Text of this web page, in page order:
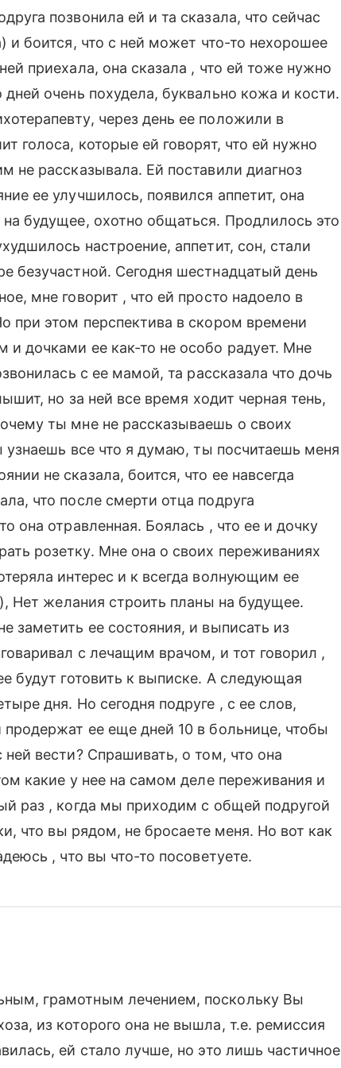
позвонила ей и та сказала, что сейчас
и боится, что с ней может что-то нехорошее
приехала, она сказала , что ей тоже нужно
очень похудела, буквально кожа и кости.
через день ее положили в
голоса, которые ей говорят, что ей нужно
не рассказывала. Ей поставили диагноз
ее улучшилось, появился аппетит, она
будущее, охотно общаться. Продлилось это
настроение, аппетит, сон, стали
безучастной. Сегодня шестнадцатый день
мне говорит , что ей просто надоело в
при этом перспектива в скором времени
дочками ее как-то не особо радует. Мне
с ее мамой, та рассказала что дочь
но за ней все время ходит черная тень,
ты мне не рассказываешь о своих
узнаешь все что я думаю, ты посчитаешь меня
не сказала, боится, что ее навсегда
что после смерти отца подруга
она отравленная. Боялась , что ее и дочку
розетку. Мне она о своих переживаниях
интерес и к всегда волнующим ее
Нет желания строить планы на будущее.
заметить ее состояния, и выписать из
с лечащим врачом, и тот говорил ,
будут готовить к выписке. А следующая
дня. Но сегодня подруге , с ее слов,
ее еще дней 10 в больнице, чтобы
вести? Спрашивать, о том, что она
какие у нее на самом деле переживания и
раз , когда мы приходим с общей подругой
что вы рядом, не бросаете меня. Но вот как
, что вы что-то посоветуете.
грамотным лечением, поскольку Вы
из которого она не вышла, т.е. ремиссия
ей стало лучше, но это лишь частичное